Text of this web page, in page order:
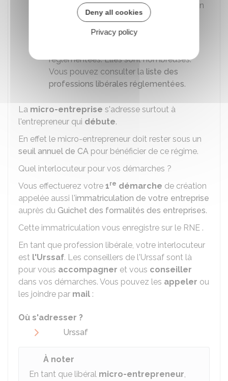
(détective),coachprofessionnel, écrivain
formateur, traducteur,
naturopathe, etc.
réglementées. Elles sont nombreuses.
Vous pouvez consulter la liste des
professions libérales réglementées.
La micro-entreprise s'adresse surtout à
l'entrepreneur qui débute.
En effet le micro-entrepreneur doit rester sous un
seuil annuel de CA pour bénéficier de ce régime.
Quel interlocuteur pour vos démarches ?
Vous effectuerez votre 1re démarche de création
appelée aussi l'immatriculation de votre entreprise
auprès du Guichet des formalités des entreprises.
Cette immatriculation vous enregistre sur le RNE .
En tant que profession libérale, votre interlocuteur
est l'Urssaf. Les conseillers de l'Urssaf sont là
pour vous accompagner et vous conseiller
dans vos démarches. Vous pouvez les appeler ou
les joindre par mail :
Où s'adresser ?
Urssaf
À noter
En tant que libéral micro-entrepreneur,
Deny all cookies
Privacy policy